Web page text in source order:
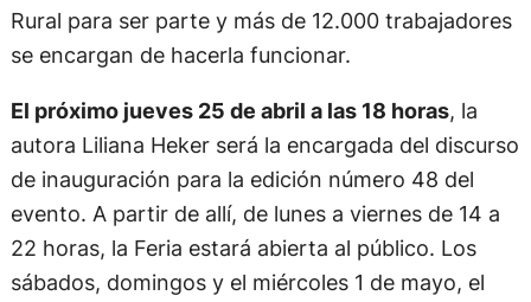
Rural para ser parte y más de 12.000 trabajadores
se encargan de hacerla funcionar.
El próximo jueves 25 de abril a las 18 horas, la
autora Liliana Heker será la encargada del discurso
de inauguración para la edición número 48 del
evento. A partir de allí, de lunes a viernes de 14 a
22 horas, la Feria estará abierta al público. Los
sábados, domingos y el miércoles 1 de mayo, el